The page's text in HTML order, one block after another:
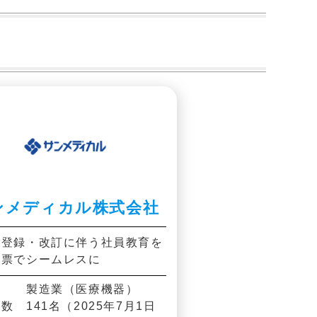
メディカル株式会社
録・改訂に伴う社員教育を
でシームレスに
造業（医療機器）
数 141名（2025年7月1日